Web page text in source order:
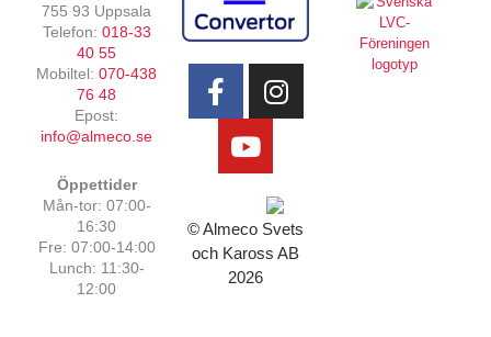
755 93 Uppsala
Telefon: 018-33
40 55
Mobiltel: 070-438
76 48
Epost:
info@almeco.se
Öppettider
Mån-tor: 07:00-
16:30
Fre: 07:00-14:00
Lunch: 11:30-
12:00
a
c
o
k
n
s
g
r
a
t
u
e
© Almeco Svets
och Kaross AB
2026